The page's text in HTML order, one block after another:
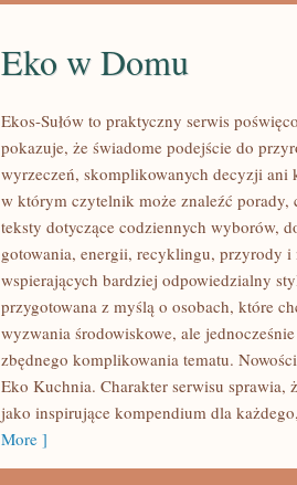
Eko w Domu
Ekos-Sułów to praktyczny serwis
pokazuje, że świadome podejście do
wyrzeczeń, skomplikowanych decyzji ani
w którym czytelnik może znaleźć porady,
teksty dotyczące codziennych wyborów,
gotowania, energii, recyklingu, przyrody i
wspierających bardziej odpowiedzialny
przygotowana z myślą o osobach, które
wyzwania środowiskowe, ale
zbędnego komplikowania tematu.
Eko Kuchnia. Charakter serwisu sprawia,
jako inspirujące kompendium dla
More ]